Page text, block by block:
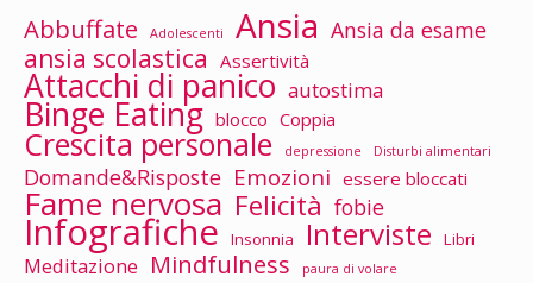
Abbuffate Adolescenti Ansia Ansia da esame
ansia scolastica Assertività
Attacchi di panico autostima
Binge Eating blocco Coppia
Crescita personale depressione Disturbi alimentari
Domande&Risposte Emozioni essere bloccati
Fame nervosa Felicità fobie
Infografiche Insonnia Interviste Libri
Meditazione Mindfulness paura di volare